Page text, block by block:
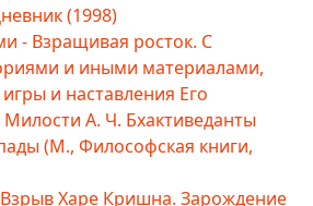
(1998)
- Взращивая росток. С
и иными материалами,
и наставления Его
А. Ч. Бхактиведанты
(М., Философская книги,
Взрыв Харе Кришна. Зарождение